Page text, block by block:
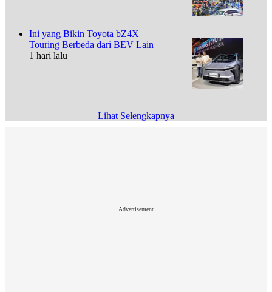
Ini yang Bikin Toyota bZ4X
Touring Berbeda dari BEV Lain
1 hari lalu
Lihat Selengkapnya
Advertisement